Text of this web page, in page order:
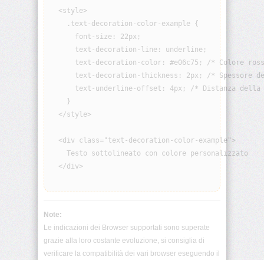
animation-
timing-
function
aspect-
ratio
backdrop-
filter
backface-
visibility
background
attachment
background-
blend-
  <style>
    .text-decoration-color-example {
      font-size: 22px;
      text-decoration-line: underline;
text-decoration-color: #e06c75; /* Colore
text-decoration-thickness: 2px; /* Spessore
text-underline-offset: 4px; /* Distanza
    }
  </style>
  <div class="text-decoration-color-example">
    Testo sottolineato con colore personalizzato
  </div>
Note:
Le indicazioni dei Browser supportati sono superate
grazie alla loro costante evoluzione, si consiglia di
verificare la compatibilità dei vari browser eseguendo il